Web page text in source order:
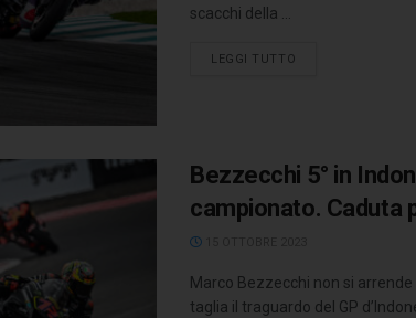
scacchi della ...
LEGGI TUTTO
Bezzecchi 5° in
campionato. Caduta
Marco Bezzecchi non si
taglia il traguardo del GP